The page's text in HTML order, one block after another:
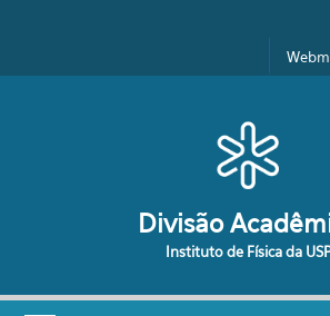
Formulário de
Divisão
Instituto de Física da